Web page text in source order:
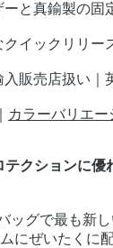
と真鍮製の固
イックリリー
販売店扱い｜
カラーバリエー
クションに優
ッグで最も新
にぜいたくに